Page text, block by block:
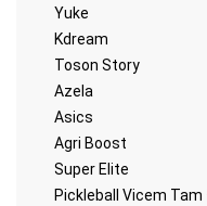
Yuke
Kdream
Toson Story
Azela
Asics
Agri Boost
Super Elite
Pickleball Vicem